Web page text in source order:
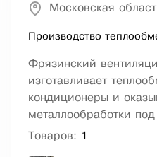
Московская
Производство
Фрязинский
изготавливает
кондиционеры и
металлообработки
Товаров: 1